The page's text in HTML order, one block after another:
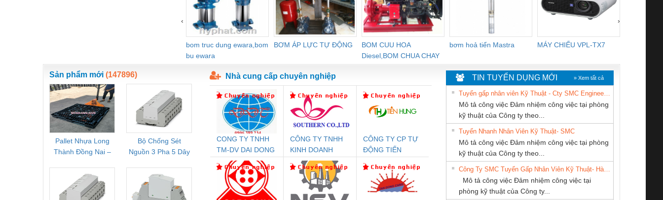
Xe máy - Phụ tùng
Xe tải - phụ tùng
Y khoa - Trang thiết bị
bom truc dung ewara,bom
bu ewara
BƠM ÁP LỰC TỰ ĐỘNG
BOM CUU HOA
Diesel,BOM CHUA CHAY
bơm hoả tiển Mastra MÁY CHIẾU VPL-TX7
‹ ›
Sản phẩm mới (147896)
Pallet Nhựa Long
Thành Đồng Nai –
Mới, Pallet Cũ Giá
Tốt
Bộ Chống Sét
Nguồn 3 Pha 5 Dây
FLT-SEC-P-T1-3S-
264/50-FM -
2909589
Rơ Le Đệm An Toàn
Phoenix Contact
PSR-PC20-1NO-
1NC-24DC-SP -
2700578
Rơ Le An Toàn
Phoenix Contact
PSR-SCP-
24UC/ESL4/3X1/1X2/B
- 2981059
Bộ Lặp Tín Hiệu
PROFIBUS Phoenix
Contact PSI-REP-
PROFIBUS/12MB -
2708863
Rơ Le An Toàn
Phoenix Contact
2986960 – PSR-
SCP-
24DC/FSP/2X1/1X2
Bộ giám sát chuỗi
tấm pin
TRANSCLINIC 16I+
1K5 L (2433950000)
Bộ giám sát dòng
TRANSCLINIC 16I+
(2008130000)
Nhà cung cấp chuyên nghiệp
CONG TY TNHH
TM-DV DAI DONG
THANH
CÔNG TY TNHH
KINH DOANH
DỊCH VỤ XNK
PHƯƠNG NAM
CÔNG TY CP TỰ
ĐỘNG TIẾN
Công Ty TNHH
Thiết Bị Điện Nam
Quốc Thịnh
CÔNG TY TNHH
KỸ THUẬT KTECH
VIỆT NAM
Cty TNHH TM QC
TIN TUYỂN DỤNG MỚI » Xem tất cả
Mô tả công việc Đảm nhiệm công việc tại phòng
kỹ thuật của Công ty theo...
Tuyển Nhanh Nhân Viên Kỹ Thuật- SMC
Mô tả công việc Đảm nhiệm công việc tại phòng
kỹ thuật của Công ty theo...
Mô tả công việc Đảm nhiệm công việc tại
phòng kỹ thuật của Công ty...